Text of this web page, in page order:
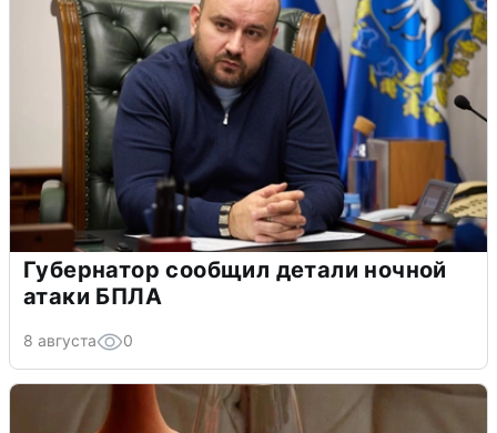
Губернатор сообщил детали ночной
атаки БПЛА
8 августа 0